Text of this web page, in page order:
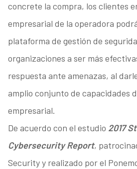
concrete la compra, los clientes
empresarial de la operadora
plataforma de gestión de
organizaciones a ser más
respuesta ante amenazas, al
amplio conjunto de capacidades
empresarial.
De acuerdo con el estudio 2017
Cybersecurity Report,
Security y realizado por el